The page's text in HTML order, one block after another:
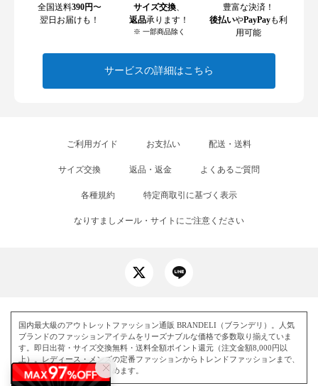
全国送料390円〜
翌日お届けも！
サイズ交換、
返品承ります！
※ 一部商品除く
豊富な決済！
後払いやPayPayも利
用可能
サービスの詳細はこちら
ご利用ガイド お支払い 配送・送料
サイズ交換 返品・返金 よくあるご質問
各種規約 特定商取引に基づく表示
なりすましメール・サイトにご注意ください
国内最大級のアウトレットファッション通販 BRANDELI（ブランデリ）。人気
ブランドのファッションアイテムをリーズナブルな価格で多数取り揃えていま
す。即日出荷・サイズ交換無料・送料全額ポイント還元（注文金額8,000円以
上）。レディース・メンズの定番ファッションからトレンドファッションまで、
毎日お得にお買い物を楽しめます。